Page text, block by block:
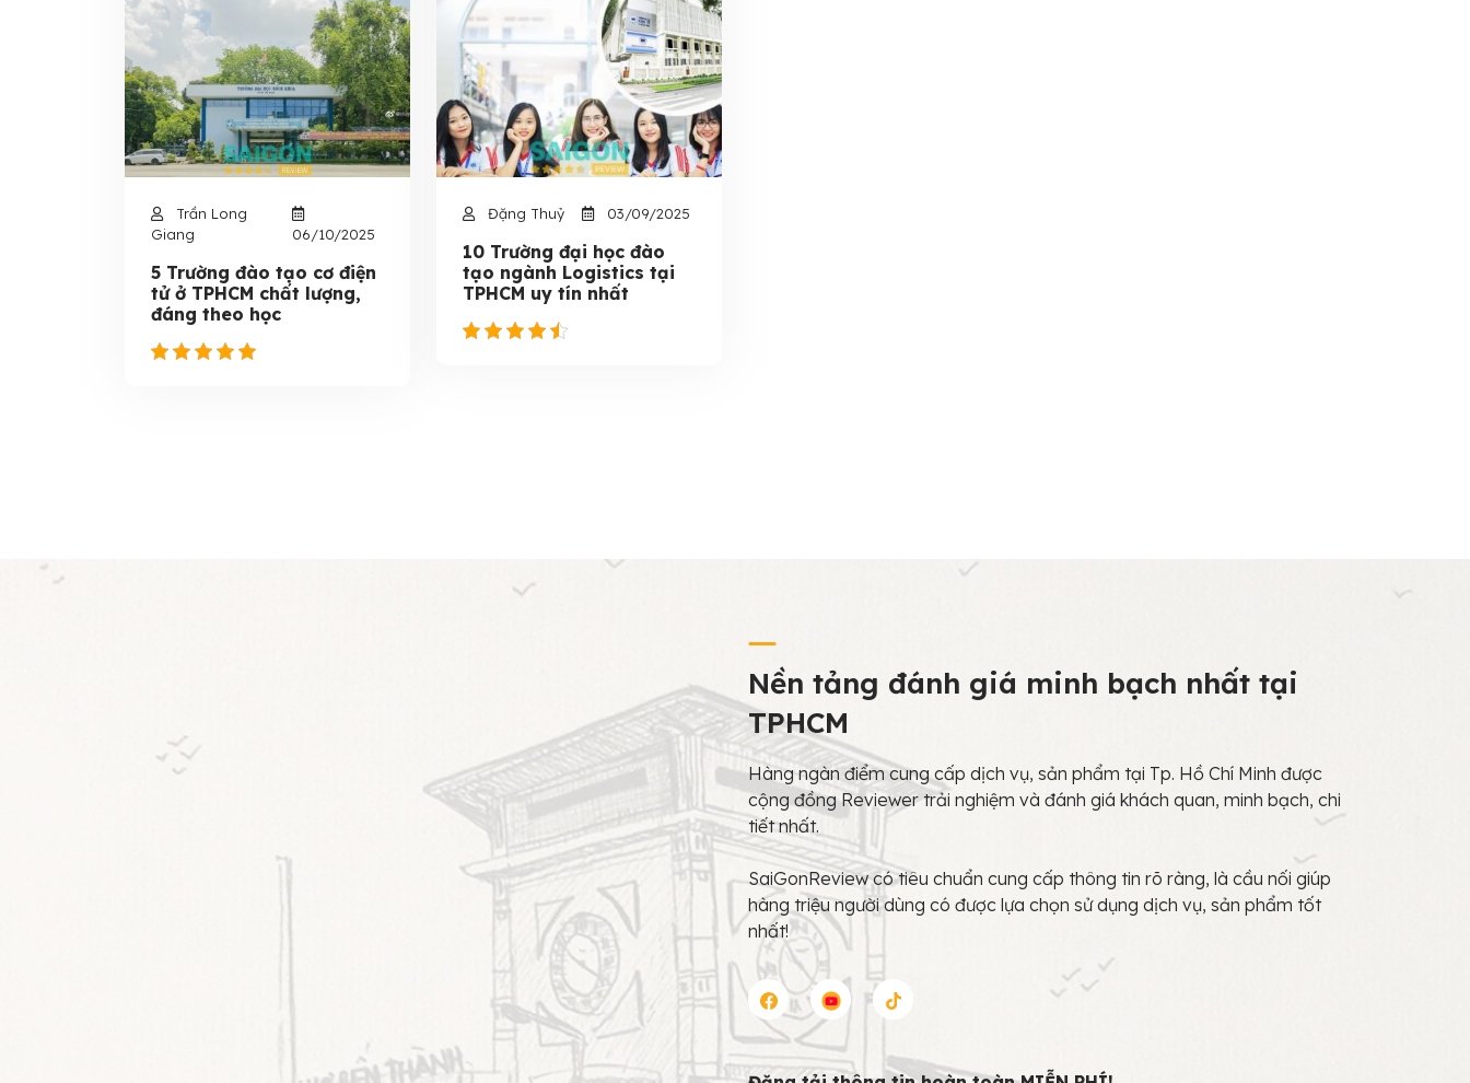
Trần Long
Giang
06/10/2025
5 Trường đào tạo cơ điện
tử ở TPHCM chất lượng,
đáng theo học
Đặng Thuỷ 03/09/2025
10 Trường đại học đào
tạo ngành Logistics tại
TPHCM uy tín nhất
Nền tảng đánh giá minh bạch nhất tại
TPHCM
Hàng ngàn điểm cung cấp dịch vụ, sản phẩm tại Tp. Hồ Chí Minh được
cộng đồng Reviewer trải nghiệm và đánh giá khách quan, minh bạch, chi
tiết nhất.
SaiGonReview có tiêu chuẩn cung cấp thông tin rõ ràng, là cầu nối giúp
hàng triệu người dùng có được lựa chọn sử dụng dịch vụ, sản phẩm tốt
nhất!